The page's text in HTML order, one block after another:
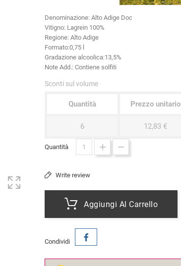
Denominazione: Alto Adige Doc
Vitigno: Lagrein 100%
Regione: Alto Adige
Formato:0,75 l
Gradazione alcoolica:13,5%
Note Add.: Contiene solfiti
Sconti sul volume
Quantità Prezzo unitario
6 12,83 €
Quantità
Write review
Aggiungi Al Carrello
Condividi